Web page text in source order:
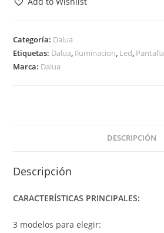
Categoría: Dalua
Etiquetas: Dalua, Iluminacion, Led, Pantalla
Marca: Dalua
DESCRIPCIÓN
Descripción
CARACTERÍSTICAS PRINCIPALES:
3 modelos para elegir: